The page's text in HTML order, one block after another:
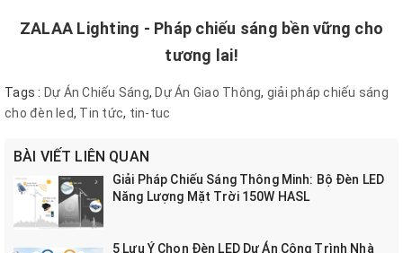
ZALAA Lighting - Pháp chiếu sáng bền vững cho
tương lai!
Tags : Dự Án Chiếu Sáng, Dự Án Giao Thông, giải pháp chiếu sáng
cho đèn led, Tin tức, tin-tuc
BÀI VIẾT LIÊN QUAN
Giải Pháp Chiếu Sáng Thông Minh: Bộ Đèn LED
Năng Lượng Mặt Trời 150W HASL
5 Lưu Ý Chọn Đèn LED Dự Án Công Trình Nhà